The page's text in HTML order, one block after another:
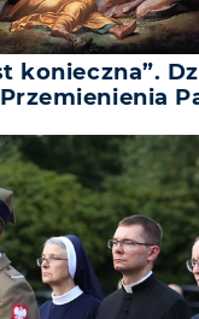
konieczna”.